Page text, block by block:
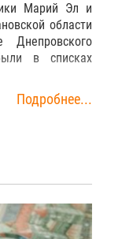
Марий Эл и
области
Днепровского
в списках
Подробнее...